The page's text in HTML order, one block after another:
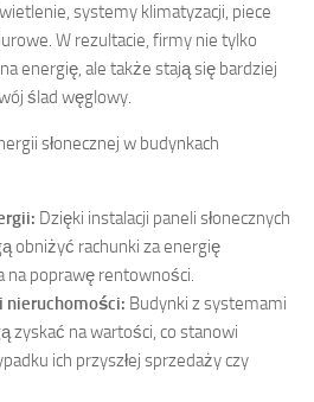
systemy klimatyzacji, piece
W rezultacie, firmy nie tylko
energię, ale także stają się bardziej
ślad węglowy.
słonecznej w budynkach
Dzięki instalacji paneli słonecznych
obniżyć rachunki za energię
na poprawę rentowności.
nieruchomości: Budynki z systemami
zyskać na wartości, co stanowi
ich przyszłej sprzedaży czy